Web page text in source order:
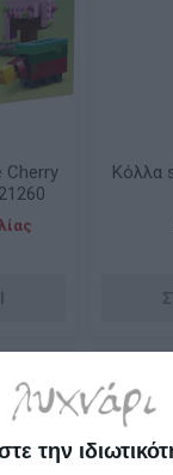
την
Cherry
Κόλλα